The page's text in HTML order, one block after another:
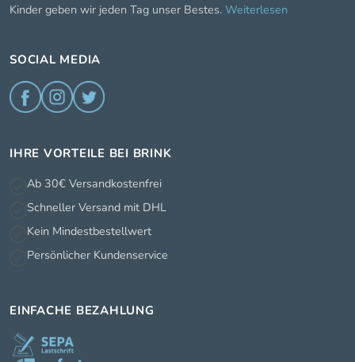
Kinder geben wir jeden Tag unser Bestes. Weiterlesen
SOCIAL MEDIA
IHRE VORTEILE BEI BRINK
Ab 30€ Versandkostenfrei
Schneller Versand mit DHL
Kein Mindestbestellwert
Persönlicher Kundenservice
EINFACHE BEZAHLUNG